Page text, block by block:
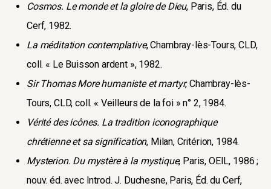
Cosmos. Le monde et la gloire de Dieu, Paris, Éd. du
Cerf, 1982.
La méditation contemplative, Chambray-lès-Tours, CLD,
coll. « Le Buisson ardent », 1982.
Sir Thomas More humaniste et martyr, Chambray-lès-
Tours, CLD, coll. « Veilleurs de la foi » n° 2, 1984.
Vérité des icônes. La tradition iconographique
chrétienne et sa signification, Milan, Critérion, 1984.
Mysterion. Du mystère à la mystique, Paris, OEIL, 1986 ;
nouv. éd. avec Introd. J. Duchesne, Paris, Éd. du Cerf,